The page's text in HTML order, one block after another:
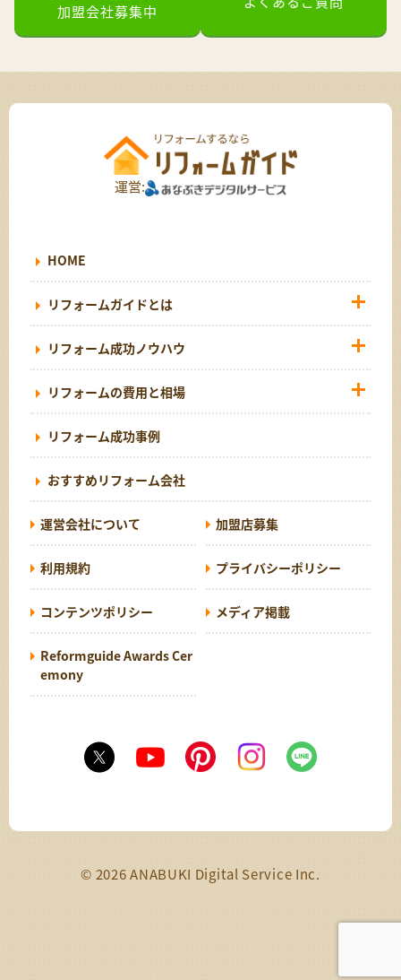
加盟会社募集中
運営:
HOME
リフォームガイドとは
リフォーム成功ノウハウ
リフォームの費用と相場
リフォーム成功事例
おすすめリフォーム会社
運営会社について 加盟店募集
利用規約 プライバシーポリシー
コンテンツポリシー メディア掲載
Reformguide Awards Cer
emony
© 2026 ANABUKI Digital Service Inc.